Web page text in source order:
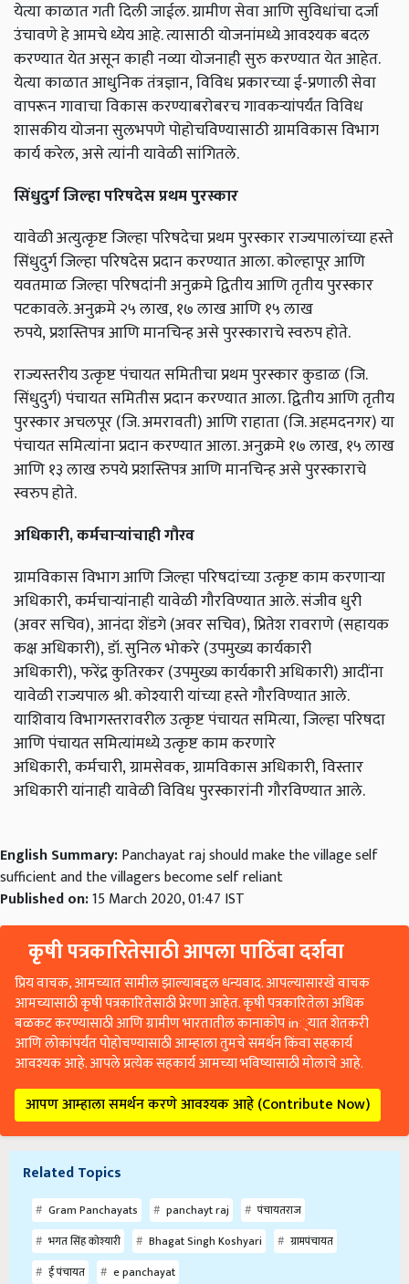
येत्या काळात गती दिली जाईल. ग्रामीण सेवा आणि सुविधांचा दर्जा
उंचावणे हे आमचे ध्येय आहे. त्यासाठी योजनांमध्ये आवश्यक बदल
करण्यात येत असून काही नव्या योजनाही सुरु करण्यात येत आहेत.
येत्या काळात आधुनिक तंत्रज्ञान,विविध प्रकारच्या ई-प्रणाली सेवा
वापरून गावाचा विकास करण्याबरोबरच गावकऱ्यांपर्यंत विविध
शासकीय योजना सुलभपणे पोहोचविण्यासाठी ग्रामविकास विभाग
कार्य करेल,असे त्यांनी यावेळी सांगितले.
सिंधुदुर्ग जिल्हा परिषदेस प्रथम पुरस्कार
यावेळी अत्युत्कृष्ट जिल्हा परिषदेचा प्रथम पुरस्कार राज्यपालांच्या हस्ते
सिंधुदुर्ग जिल्हा परिषदेस प्रदान करण्यात आला. कोल्हापूर आणि
यवतमाळ जिल्हा परिषदांनी अनुक्रमे द्वितीय आणि तृतीय पुरस्कार
पटकावले. अनुक्रमे२५ लाख,१७ लाख आणि १५ लाख
रुपये,प्रशस्तिपत्र आणि मानचिन्ह असे पुरस्काराचे स्वरुप होते.
राज्यस्तरीय उत्कृष्ट पंचायत समितीचा प्रथम पुरस्कार कुडाळ (जि.
सिंधुदुर्ग) पंचायत समितीस प्रदान करण्यात आला. द्वितीय आणि तृतीय
पुरस्कार अचलपूर (जि. अमरावती) आणि राहाता (जि. अहमदनगर) या
पंचायत समित्यांना प्रदान करण्यात आला. अनुक्रमे १७ लाख,१५ लाख
आणि १३लाख रुपये प्रशस्तिपत्र आणि मानचिन्ह असे पुरस्काराचे
स्वरुप होते.
अधिकारी,कर्मचाऱ्यांचाही गौरव
ग्रामविकास विभाग आणि जिल्हा परिषदांच्या उत्कृष्ट काम करणाऱ्या
अधिकारी,कर्मचाऱ्यांनाही यावेळी गौरविण्यात आले. संजीव धुरी
(अवर सचिव),आनंदा शेंडगे (अवर सचिव),प्रितेश रावराणे (सहायक
कक्ष अधिकारी),डॉ. सुनिल भोकरे (उपमुख्य कार्यकारी
अधिकारी),फरेंद्र कुतिरकर (उपमुख्य कार्यकारी अधिकारी) आदींना
यावेळी राज्यपाल श्री. कोश्यारी यांच्या हस्ते गौरविण्यात आले.
याशिवाय विभागस्तरावरील उत्कृष्ट पंचायत समित्या,जिल्हा परिषदा
आणि पंचायत समित्यांमध्ये उत्कृष्ट काम करणारे
अधिकारी,कर्मचारी,ग्रामसेवक,ग्रामविकास अधिकारी,विस्तार
अधिकारी यांनाही यावेळी विविध पुरस्कारांनी गौरविण्यात आले.
English Summary:Panchayat raj should make the village self
sufficient and the villagers become self reliant
Published on:15 March 2020, 01:47 IST
कृषी पत्रकारितेसाठी आपला पाठिंबा दर्शवा
प्रिय वाचक, आमच्यात सामील झाल्याबद्दल धन्यवाद. आपल्यासारखे वाचक
आमच्यासाठी कृषी पत्रकारितेसाठी प्रेरणा आहेत. कृषी पत्रकारितेला अधिक
बळकट करण्यासाठी आणि ग्रामीण भारतातील कानाकोप in्यात शेतकरी
आणि लोकांपर्यंत पोहोचण्यासाठी आम्हाला तुमचे समर्थन किंवा सहकार्य
आवश्यक आहे. आपले प्रत्येक सहकार्य आमच्या भविष्यासाठी मोलाचे आहे.
आपण आम्हाला समर्थन करणे आवश्यक आहे (Contribute Now)
Related Topics
Gram Panchayats panchayt raj
पंचायतराज
भगत सिंह कोश्यारी
Bhagat Singh Koshyari
ग्रामपंचायत
ई पंचायत
e panchayat